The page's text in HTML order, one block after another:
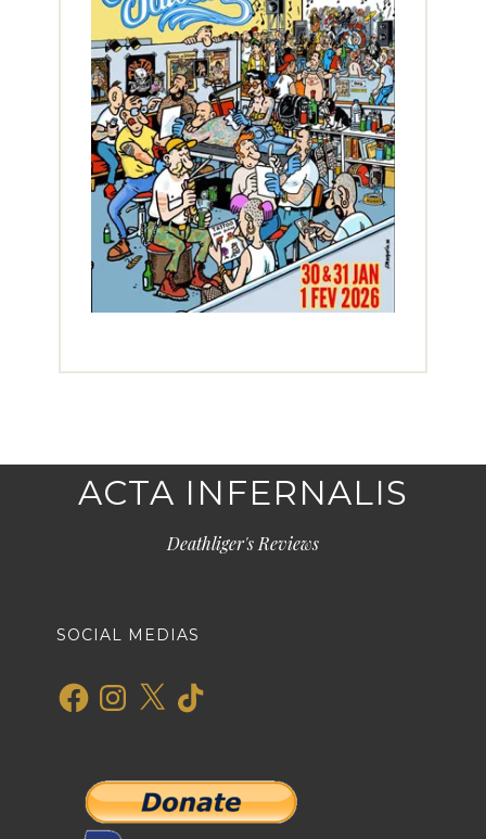
ACTA INFERNALIS
Deathliger's Reviews
SOCIAL MEDIAS
FacebookInstagram
X TikTok